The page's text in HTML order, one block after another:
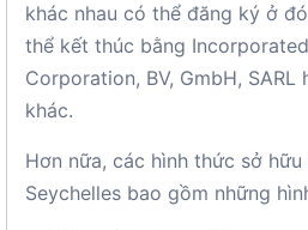
khác nhau có thể đăng ký ở
thể kết thúc bằng
Corporation, BV, GmbH,
khác.
Hơn nữa, các hình thức sở
Seychelles bao gồm những